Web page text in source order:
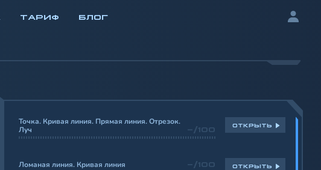
ТАРИФ БЛОГ
Точка. Кривая линия. Прямая линия. Отрезок.
Луч
-/100
ОТКРЫТЬ
Ломаная линия. Кривая линия -/100 ОТКРЫТЬ